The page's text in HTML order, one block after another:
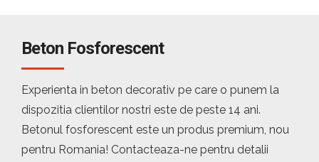
Beton Fosforescent
Experienta in beton decorativ pe care o punem la
dispozitia clientilor nostri este de peste 14 ani.
Betonul fosforescent este un produs premium, nou
pentru Romania! Contacteaza-ne pentru detalii